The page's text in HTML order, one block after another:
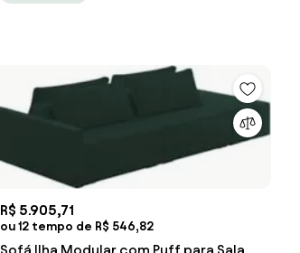
R$ 5.905,71
ou 12 tempo de R$ 546,82
Sofá Ilha Modular com Puff para Sala